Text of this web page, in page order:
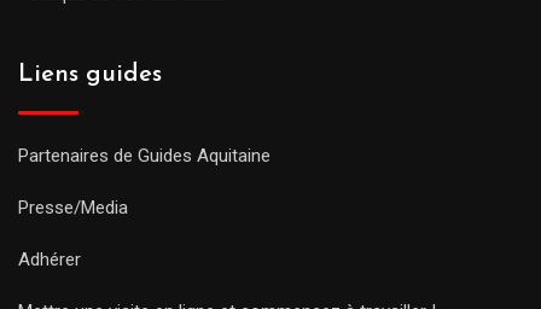
Liens guides
Partenaires de Guides Aquitaine
Presse/Media
Adhérer